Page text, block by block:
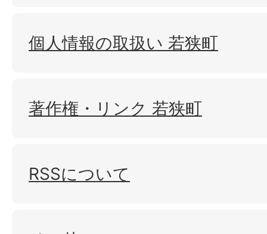
個人情報の取扱い 若狭町
著作権・リンク 若狭町
RSSについて